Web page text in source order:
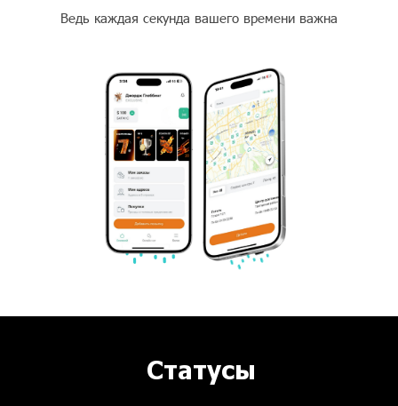
Ведь каждая секунда вашего времени важна
Статусы